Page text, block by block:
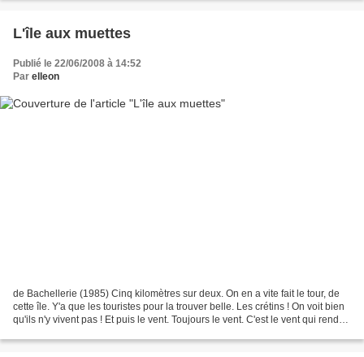
L'île aux muettes
Publié le 22/06/2008 à 14:52
Par elleon
de Bachellerie (1985) Cinq kilomètres sur deux. On en a vite fait le tour, de
cette île. Y'a que les touristes pour la trouver belle. Les crétins ! On voit bien
qu'ils n'y vivent pas ! Et puis le vent. Toujours le vent. C'est le vent qui rend